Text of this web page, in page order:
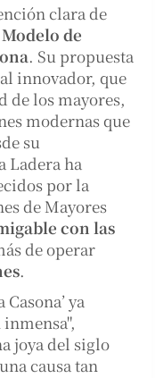
clara de
Modelo de
. Su propuesta
innovador, que
de los mayores,
modernas que
su
Ladera ha
por la
de Mayores
con las
de operar
.
ya
joya del siglo
causa tan